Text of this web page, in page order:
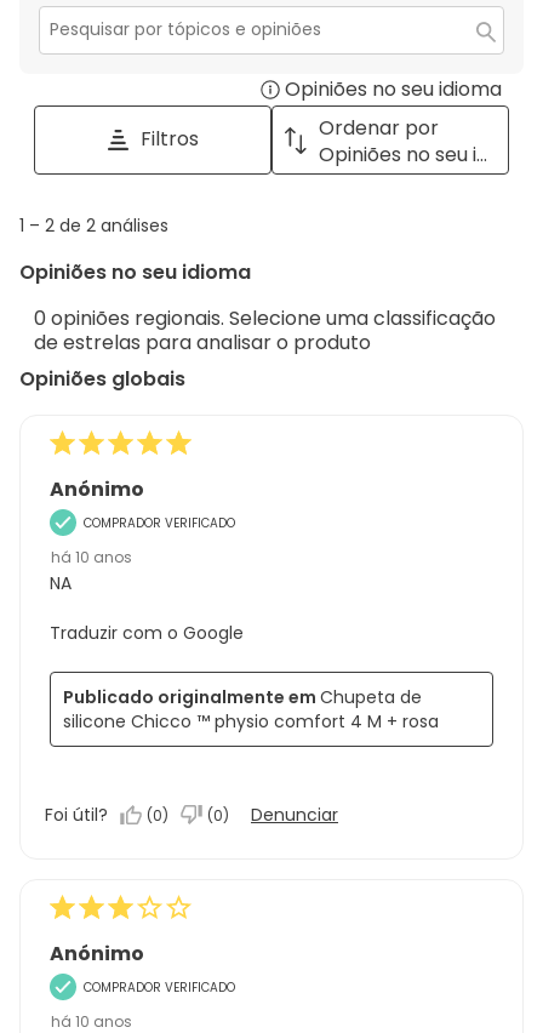
estrelas.
2
estrelas.
com
1
Secção
Opiniões no seu idioma
a
with
Filtros
Ordenar por
Opiniões no seu idioma
1
2
análises
1 – 2 de 2 análises
Opiniões no seu idioma
0 opiniões regionais. Selecione uma classificação
de estrelas para analisar o produto
Opiniões globais
Anónimo
COMPRADOR VERIFICADO
há 10 anos
NA
Traduzir com o Google
Publicado originalmente em Chupeta de
silicone Chicco ™ physio comfort 4 M + rosa
Foi útil? (0) (0) Denunciar
Anónimo
COMPRADOR VERIFICADO
há 10 anos